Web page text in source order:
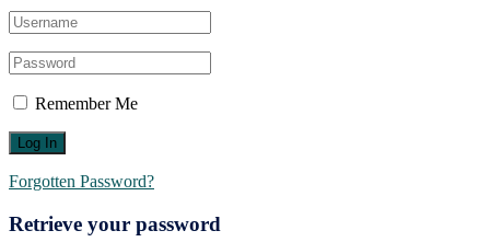
Remember Me
Forgotten Password?
Retrieve your password